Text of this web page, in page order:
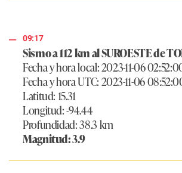
09:17
Sismo a 112 km al SUROESTE de
Fecha y hora local: 2023-11-06
Fecha y hora UTC: 2023-11-06
Latitud: 15.31
Longitud: -94.44
Profundidad: 38.3 km
Magnitud: 3.9